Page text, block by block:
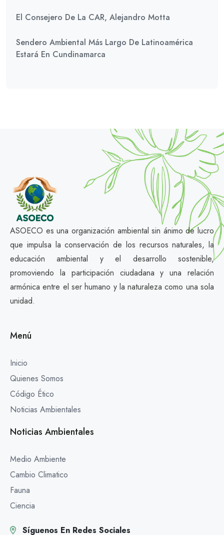
El Consejero De La CAR, Alejandro Motta
Sendero Ambiental Más Largo De Latinoamérica
Estará En Cundinamarca
ASOECO es una organización ambiental sin ánimo de lucro
que impulsa la conservación de los recursos naturales, la
educación ambiental y el desarrollo sostenible,
promoviendo la participación ciudadana y una relación
armónica entre el ser humano y la naturaleza como una sola
unidad.
Menú
Inicio
Quienes Somos
Código Ético
Noticias Ambientales
Noticias Ambientales
Medio Ambiente
Cambio Climatico
Fauna
Ciencia
Síguenos En Redes Sociales